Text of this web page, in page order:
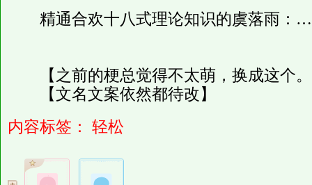
精通合欢十八式理论知识的虞落雨：
【之前的梗总觉得不太萌，换成这个。
【文名文案依然都待改】
内容标签：
轻松